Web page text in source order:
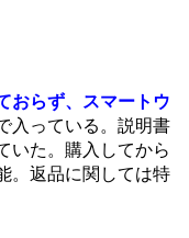
おらず、スマートウ
入っている。説明書
いた。購入してから
。返品に関しては特